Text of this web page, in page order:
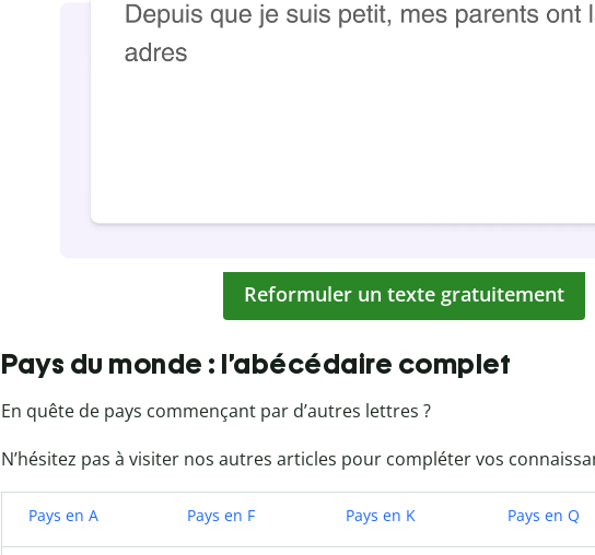
Reformuler un texte gratuitement
Pays du monde : l’abécédaire complet
En quête de pays commençant par d’autres lettres ?
N’hésitez pas à visiter nos autres articles pour compléter vos
Pays en A Pays en F Pays en K Pays en Q